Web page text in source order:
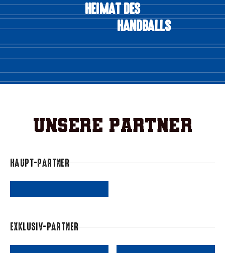
HEIMAT DES
HANDBALLS
Unsere Partner
HAUPT-PARTNER
EXKLUSIV-PARTNER